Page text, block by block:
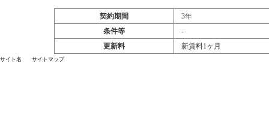
契約期間
3年
条件等
‐
更新料
新賃料1ヶ月
サイト名 サイトマップ